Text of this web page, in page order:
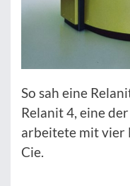
So sah eine
Relanit 4, eine
arbeitete mit vier
Cie.